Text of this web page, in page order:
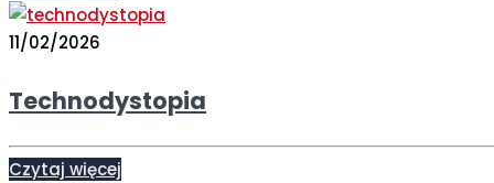
11/02/2026
Technodystopia
Czytaj więcej